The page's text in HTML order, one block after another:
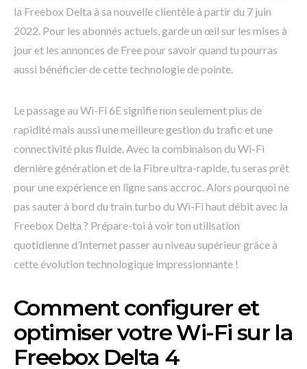
la Freebox Delta à sa nouvelle clientèle à partir du 7 juin
2022. Pour les abonnés actuels, garde un œil sur les mises à
jour et les annonces de Free pour savoir quand tu pourras
aussi bénéficier de cette technologie de pointe.
Le passage au Wi-Fi 6E signifie non seulement plus de
rapidité mais aussi une meilleure gestion du trafic et une
connectivité plus fluide. Avec la combinaison du Wi-Fi
dernière génération et de la Fibre ultra-rapide, tu seras prêt
pour une expérience en ligne sans accroc. Alors pourquoi ne
pas sauter à bord du train turbo du Wi-Fi haut débit avec la
Freebox Delta ? Prépare-toi à voir ton utilisation
quotidienne d’Internet passer au niveau supérieur grâce à
cette évolution technologique impressionnante !
Comment configurer et
optimiser votre Wi-Fi sur la
Freebox Delta 4